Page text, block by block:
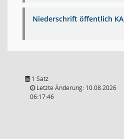
Niederschrift öffentlich KA
1 Satz
Letzte Änderung: 10.08.2026
06:17:46